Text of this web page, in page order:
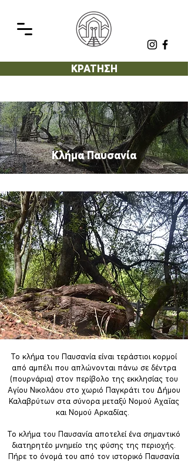
ΚΡΑΤΗΣΗ
Κλήμα Παυσανία
Το κλήμα του Παυσανία είναι τεράστιοι κορμοί
από αμπέλι που απλώνονται πάνω σε δέντρα
(πουρνάρια) στον περίβολο της εκκλησίας του
Αγίου Νικολάου στο χωριό Παγκράτι του Δήμου
Καλαβρύτων στα σύνορα μεταξύ Νομού Αχαΐας
και Νομού Αρκαδίας.
Το κλήμα του Παυσανία αποτελεί ένα σημαντικό
διατηρητέο μνημείο της φύσης της περιοχής.
Πήρε το όνομά του από τον ιστορικό Παυσανία